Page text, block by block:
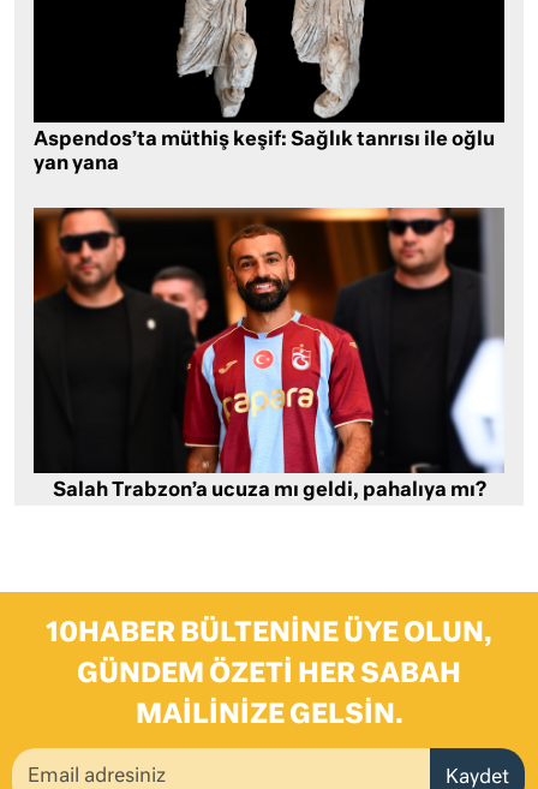
Aspendos’ta müthiş keşif: Sağlık tanrısı ile oğlu
yan yana
Salah Trabzon’a ucuza mı geldi, pahalıya mı?
10HABER BÜLTENINE ÜYE OLUN,
GÜNDEM ÖZETI HER SABAH
MAILINIZE GELSIN.
Kaydet